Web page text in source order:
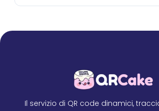
Il servizio di QR code dinamici,